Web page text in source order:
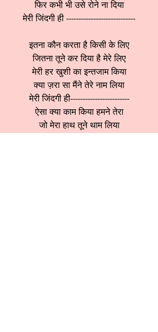
फिर कभी भी उसे रोने ना दिया
मेरी जिंदगी ही ----------------------------
इतना कौन करता है किसी के लिए
जितना तूने कर दिया है मेरे लिए
मेरी हर खुशी का इन्तजाम किया
क्या ज़रा सा मैंने तेरे नाम लिया
मेरी जिंदगी ही------------------------
ऐसा क्या काम किया हमने तेरा
जो मेरा हाथ तूने थाम लिया